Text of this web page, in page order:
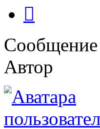
Сообщение
Автор